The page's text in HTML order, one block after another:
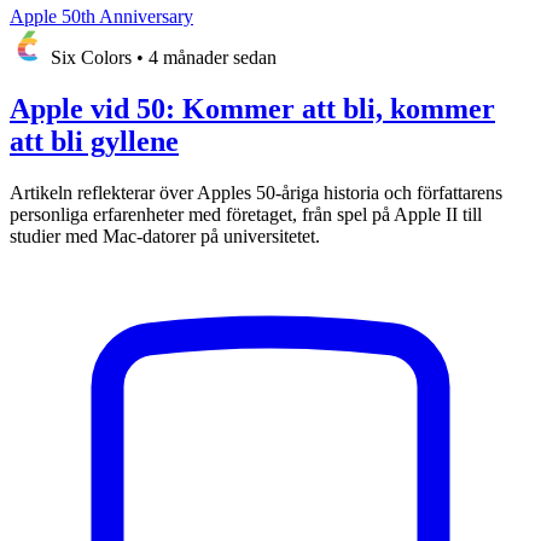
Apple 50th Anniversary
Six Colors • 4 månader sedan
Apple vid 50: Kommer att bli, kommer
att bli gyllene
Artikeln reflekterar över Apples 50-åriga historia och författarens
personliga erfarenheter med företaget, från spel på Apple II till
studier med Mac-datorer på universitetet.